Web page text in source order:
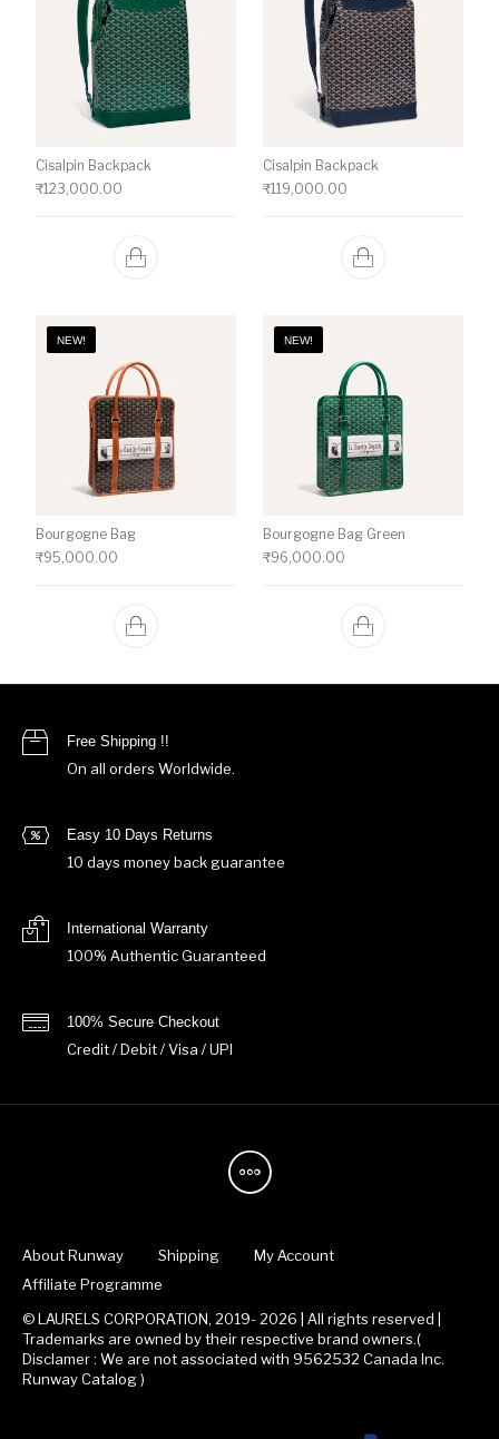
Cisalpin Backpack
₹123,000.00
Cisalpin Backpack
₹119,000.00
NEW!
Bourgogne Bag
₹95,000.00
NEW!
Bourgogne Bag Green
₹96,000.00
Free Shipping !!
On all orders Worldwide.
Easy 10 Days Returns
10 days money back guarantee
International Warranty
100% Authentic Guaranteed
100% Secure Checkout
Credit / Debit / Visa / UPI
About Runway Shipping
My Account
Affiliate Programme
© LAURELS CORPORATION, 2019- 2026 | All rights reserved |
Trademarks are owned by their respective brand owners.(
Disclamer : We are not associated with 9562532 Canada Inc.
Runway Catalog )